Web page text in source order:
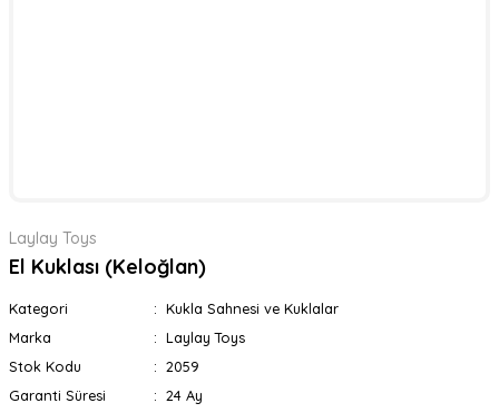
Laylay Toys
El Kuklası (Keloğlan)
Kategori
Kukla Sahnesi ve Kuklalar
Marka
Laylay Toys
Stok Kodu
2059
Garanti Süresi
24 Ay